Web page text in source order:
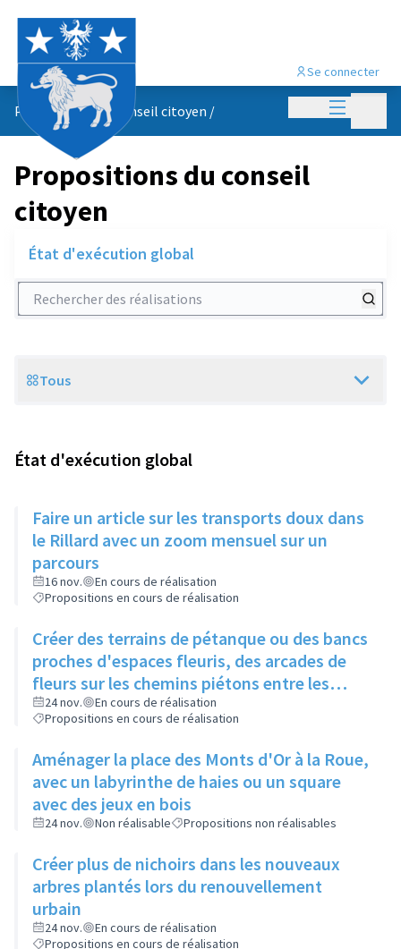
Menu
Se connecter
Propositions du conseil citoyen /
Propositions du conseil
citoyen
État d'exécution global
Rechercher des réalisations
Scope
Tous
État d'exécution global
Faire un article sur les transports doux dans
le Rillard avec un zoom mensuel sur un
parcours
16 nov.
En cours de réalisation
Propositions en cours de réalisation
Créer des terrains de pétanque ou des bancs
proches d'espaces fleuris, des arcades de
fleurs sur les chemins piétons entre les
immeubles
24 nov.
En cours de réalisation
Propositions en cours de réalisation
Aménager la place des Monts d'Or à la Roue,
avec un labyrinthe de haies ou un square
avec des jeux en bois
24 nov. Non réalisable Propositions non réalisables
Créer plus de nichoirs dans les nouveaux
arbres plantés lors du renouvellement
urbain
24 nov.
En cours de réalisation
Propositions en cours de réalisation